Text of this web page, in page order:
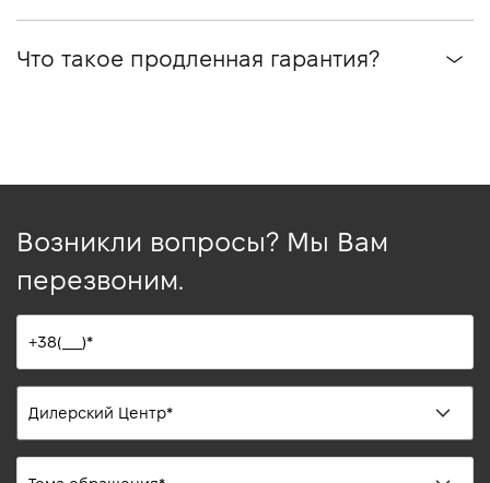
Что такое продленная гарантия?
Возникли вопросы? Мы Вам
перезвоним.